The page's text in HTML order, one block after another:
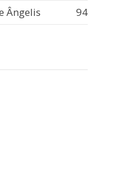
Ângelis
94